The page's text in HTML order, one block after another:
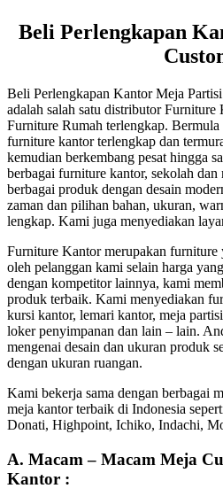
Beli Perlengkapan
Beli Perlengkapan Kantor Meja
adalah salah satu distributor
Furniture Rumah terlengkap.
furniture kantor terlengkap dan
kemudian berkembang pesat hingga
berbagai furniture kantor, sekolah
berbagai produk dengan desain
zaman dan pilihan bahan, ukuran,
lengkap. Kami juga menyediakan
Furniture Kantor merupakan
oleh pelanggan kami selain harga
dengan kompetitor lainnya, kami
produk terbaik. Kami menyediakan
kursi kantor, lemari kantor, meja
loker penyimpanan dan lain – lain.
mengenai desain dan ukuran produk
dengan ukuran ruangan.
Kami bekerja sama dengan berbagai
meja kantor terbaik di Indonesia
Donati, Highpoint, Ichiko, Indachi,
A. Macam – Macam Meja
Kantor :